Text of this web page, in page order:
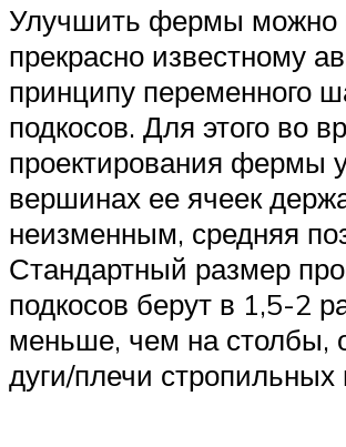
Улучшить фермы можно
прекрасно известному
принципу переменного
подкосов. Для этого во
проектирования фермы
вершинах ее ячеек
неизменным, средняя
Стандартный размер
подкосов берут в 1,5-2
меньше, чем на столбы,
дуги/плечи стропильных